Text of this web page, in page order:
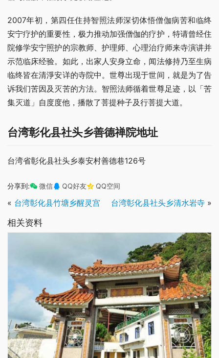
2007年初，第四任住持智照法师深切体悟僧伽病苦和临终
安宁疗护的重要性，极力推动加强僧伽的疗护，特请曾经住
院修学安宁照护的宗教师、护理师、心理治疗师来寺演讲并
示范临床经验。如此，出家人安身立命，闻法修持乃至生病
临终皆在清淨安详的寺院中。世尊出现于世间，就是为了告
诉我们苦因及灭苦的方法。智照法师循着世尊足迹，以「苦
集灭道」自度度他，播散了菩提种子及行菩提大道。
台湾彰化县社头乡善德禅院地址
台湾省彰化县社头乡泰安村善德巷126号
分享到: 微信 QQ好友 QQ空间
« 台湾彰化县竹塘乡醒灵宫 台湾彰化县社头乡清水岩寺 »
相关资料